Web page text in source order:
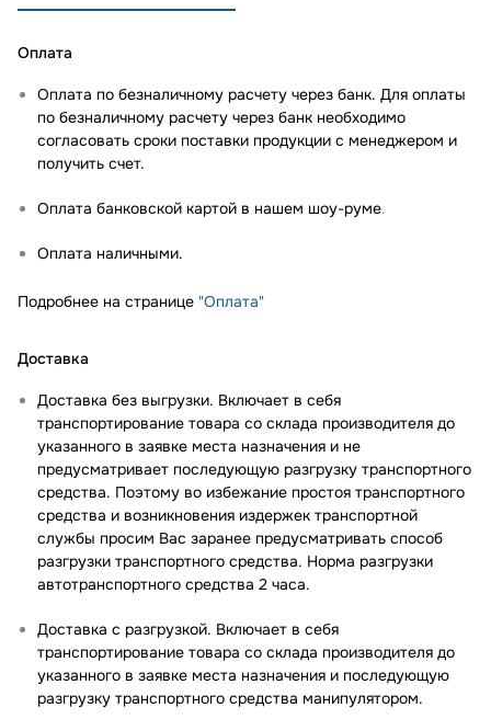
Оплата
Оплата по безналичному расчету через банк. Для оплаты
по безналичному расчету через банк необходимо
согласовать сроки поставки продукции с менеджером и
получить счет.
Оплата банковской картой в нашем шоу-руме.
Оплата наличными.
Подробнее на странице "Оплата"
Доставка
Доставка без выгрузки. Включает в себя
транспортирование товара со склада производителя до
указанного в заявке места назначения и не
предусматривает последующую разгрузку транспортного
средства. Поэтому во избежание простоя транспортного
средства и возникновения издержек транспортной
службы просим Вас заранее предусматривать способ
разгрузки транспортного средства. Норма разгрузки
автотранспортного средства 2 часа.
Доставка с разгрузкой. Включает в себя
транспортирование товара со склада производителя до
указанного в заявке места назначения и последующую
разгрузку транспортного средства манипулятором.